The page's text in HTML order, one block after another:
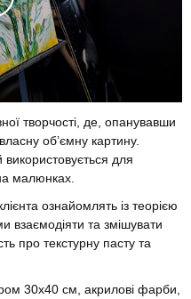
творчості, де, опанувавши
об’ємну картину.
для
малюнках.
ознайомлять із теорією
взаємодіяти та змішувати
про текстурну пасту та
30х40 см, акрилові фарби,